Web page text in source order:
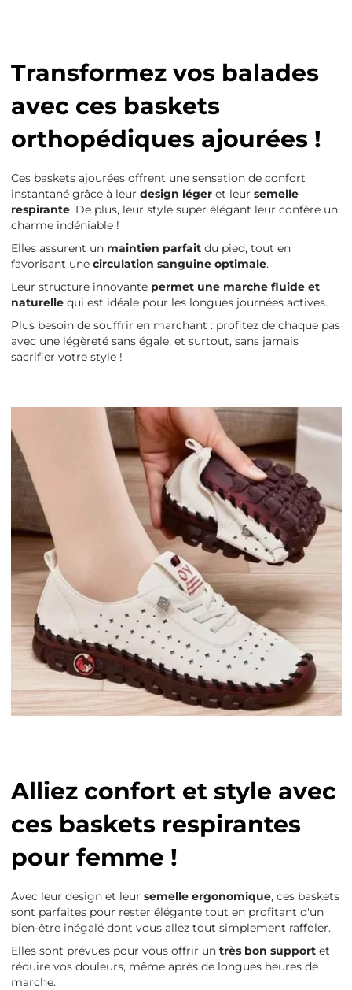
Transformez vos balades
avec ces baskets
orthopédiques ajourées !
Ces baskets ajourées offrent une sensation de confort
instantané grâce à leur design légeret leur semelle
respirante. De plus, leur style super élégant leur confère un
charme indéniable !
Elles assurent un maintien parfaitdu pied, tout en
favorisant une circulation sanguine optimale.
Leur structure innovante permet une marche fluide et
naturellequi est idéale pour les longues journées actives.
Plus besoin de souffrir en marchant : profitez de chaque pas
avec une légèreté sans égale, et surtout, sans jamais
sacrifier votre style !
Alliez confort et style avec
ces baskets respirantes
pour femme !
Avec leur design et leur semelle ergonomique, ces baskets
sont parfaites pour rester élégante tout en profitant d'un
bien-être inégalé dont vous allez tout simplement raffoler.
Elles sont prévues pour vous offrir un très bon supportet
réduire vos douleurs, même après de longues heures de
marche.